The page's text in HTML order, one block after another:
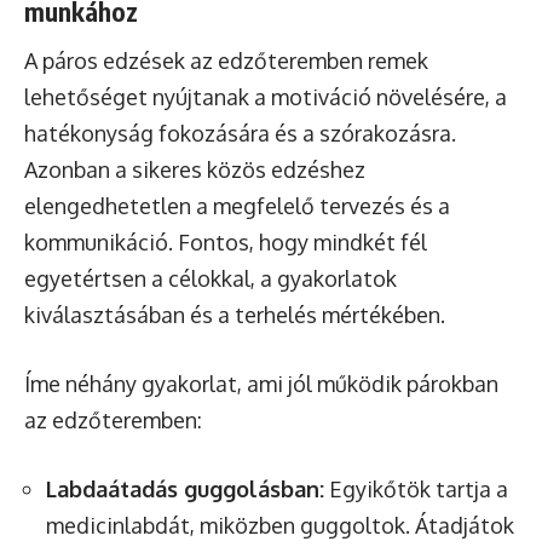
munkához
A páros edzések az edzőteremben remek
lehetőséget nyújtanak a motiváció növelésére, a
hatékonyság fokozására és a szórakozásra.
Azonban a sikeres közös edzéshez
elengedhetetlen a megfelelő tervezés és a
kommunikáció. Fontos, hogy mindkét fél
egyetértsen a célokkal, a gyakorlatok
kiválasztásában és a terhelés mértékében.
Íme néhány gyakorlat, ami jól működik párokban
az edzőteremben:
Labdaátadás guggolásban: Egyikőtök tartja a
medicinlabdát, miközben guggoltok. Átadjátok